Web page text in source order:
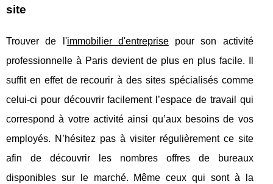
site
Trouver de l'immobilier d'entreprisepour son activité
professionnelle à Paris devient de plus en plus facile. Il
suffit en effet de recourir à des sites spécialisés comme
celui-ci pour découvrir facilement l’espace de travail qui
correspond à votre activité ainsi qu’aux besoins de vos
employés. N’hésitez pas à visiter régulièrement ce site
afin de découvrir les nombres offres de bureaux
disponibles sur le marché. Même ceux qui sont à la